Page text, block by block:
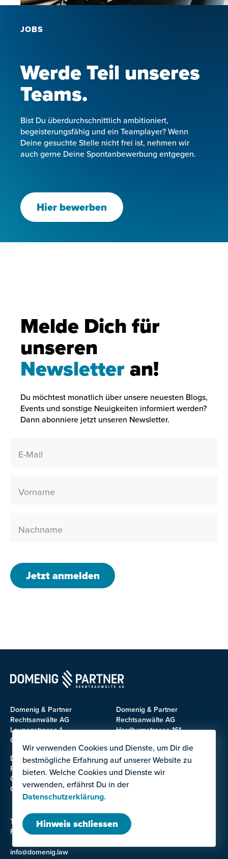
JOBS
Werde Teil unseres
Teams.
Bist Du überdurchschnittlich ambitioniert,
begeisterungsfähig und ein Teamplayer? Wenn
Deine gesuchte Stelle nicht frei ist, nehmen wir
auch gerne Deine Spontanbewerbung entgegen.
Hier bewerben
Melde Dich für
unseren
Newsletteran!
Du möchtest monatlich über unsere neuesten Blogs,
Events und sonstige Neuigkeiten informiert werden?
Dann abonniere jetzt unseren Newsletter.
E-Mail
Vorname
Nachname
Jetzt anmelden
Domenig & Partner
Rechtsanwälte AG
Laupenstrasse 1
CH-3008 Bern
Domenig & Partner
Rechtsanwälte AG
Hardturmstrasse 161
Domenig & Partner
Rechtsanwälte AG
Chollerstrasse 32
CH-6300 Zug
Domenig & Partner
Rechtsanwälte AG
Nordstrasse 2
CH-3900 Brig
Tel: +41 58 531 20 00
Fax: +41 31 380 11 09
info@domenig.law
Wir verwenden Cookies und Dienste, um Dir die
bestmögliche Erfahrung auf unserer Website zu
bieten. Welche Cookies und Dienste wir
verwenden, erfährst Du in der
Datenschutzerklärung.
Hinweis schliessen